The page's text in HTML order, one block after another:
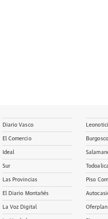
Diario Vasco
El Comercio
Ideal
Sur
Las Provincias
El Diario Montañés
La Voz Digital
Piso
Oferplan